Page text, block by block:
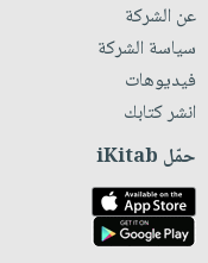
عن الشركة
سياسة الشركة
فيديوهات
انشر كتابك
حمّل iKitab